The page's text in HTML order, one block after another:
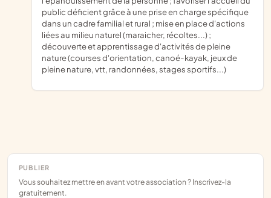
PUBLIER
Vous souhaitez mettre en avant votre association ? Inscrivez-la
gratuitement.
public déficient grâce à une prise en charge spécifique
dans un cadre familial et rural ; mise en place d'actions
liées au milieu naturel (maraicher, récoltes...) ;
découverte et apprentissage d'activités de pleine
nature (courses d'orientation, canoé-kayak, jeux de
pleine nature, vtt, randonnées, stages sportifs...)